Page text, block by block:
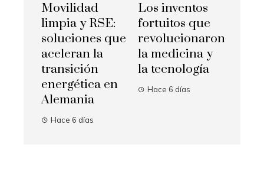
Movilidad
limpia y RSE:
soluciones que
aceleran la
transición
energética en
Alemania
Hace 6 días
Los inventos
fortuitos que
revolucionaron
la medicina y
la tecnología
Hace 6 días